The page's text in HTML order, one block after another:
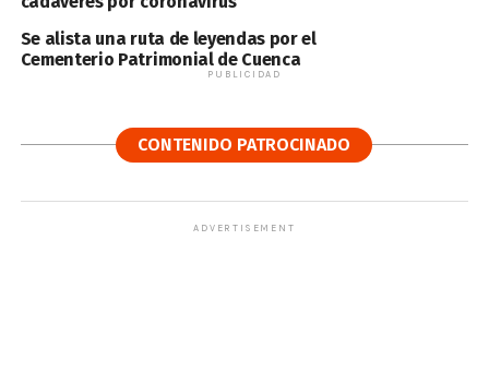
Se alista una ruta de leyendas por el
Cementerio Patrimonial de Cuenca
PUBLICIDAD
CONTENIDO PATROCINADO
ADVERTISEMENT